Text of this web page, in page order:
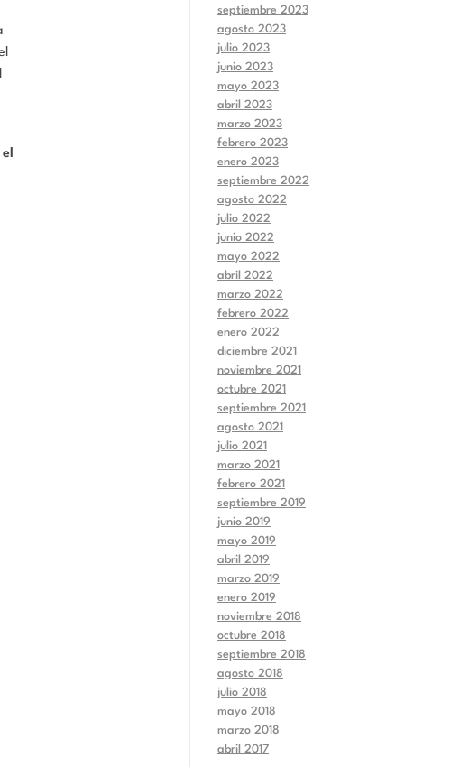
septiembre 2023
agosto 2023
julio 2023
junio 2023
mayo 2023
abril 2023
marzo 2023
febrero 2023
enero 2023
septiembre 2022
agosto 2022
julio 2022
junio 2022
mayo 2022
abril 2022
marzo 2022
febrero 2022
enero 2022
diciembre 2021
noviembre 2021
octubre 2021
septiembre 2021
agosto 2021
julio 2021
marzo 2021
febrero 2021
septiembre 2019
junio 2019
mayo 2019
abril 2019
marzo 2019
enero 2019
noviembre 2018
octubre 2018
septiembre 2018
agosto 2018
julio 2018
mayo 2018
marzo 2018
abril 2017